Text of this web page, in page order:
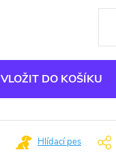
VLOŽIT DO KOŠÍKU
Hlídací pes